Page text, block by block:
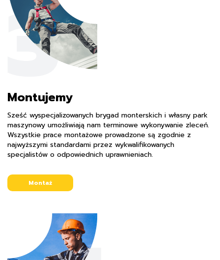
Montujemy
Sześć wyspecjalizowanych brygad monterskich i własny park
maszynowy umożliwiają nam terminowe wykonywanie zleceń.
Wszystkie prace montażowe prowadzone są zgodnie z
najwyższymi standardami przez wykwalifikowanych
specjalistów o odpowiednich uprawnieniach.
Montaż